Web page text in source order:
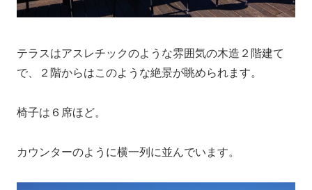
テラスはアスレチックのような雰囲気の木造２階建て
で、２階からはこのような絶景が眺められます。
椅子は６席ほど。
カウンターのように横一列に並んでいます。